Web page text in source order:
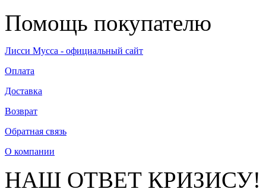
Помощь покупателю
Лисси Мусса - официальный сайт
Оплата
Доставка
Возврат
Обратная связь
О компании
НАШ ОТВЕТ КРИЗИСУ!